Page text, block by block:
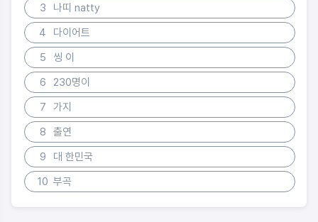
3
나띠 natty
4
다이어트
5
씽 이
6
230명이
7
가지
8
출연
9
대 한민국
10 부곡